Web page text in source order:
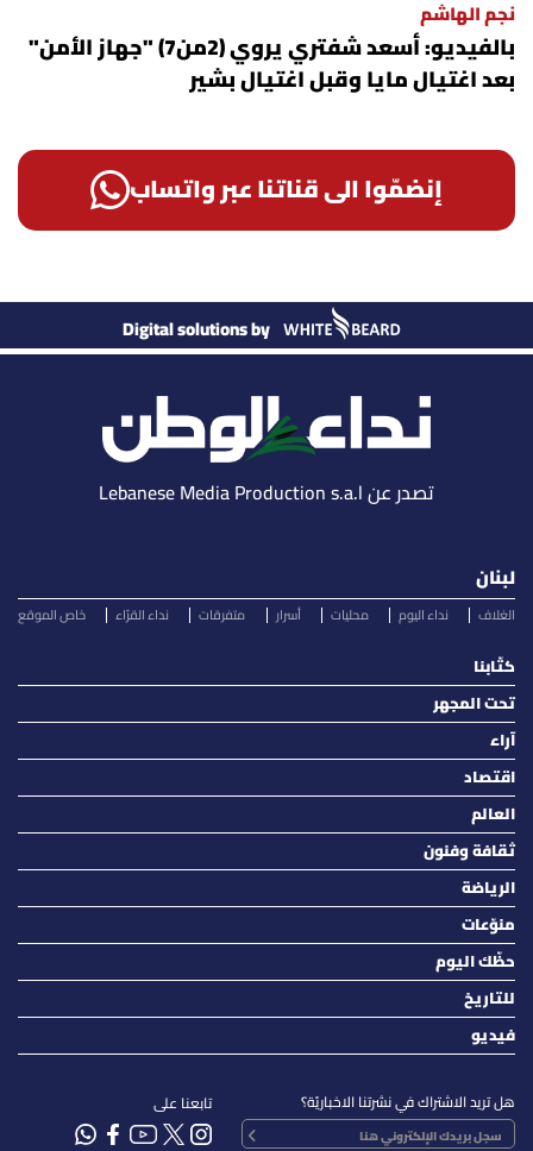
نجم الهاشم
بالفيديو: أسعد شفتري يروي (2من7) "جهاز الأمن"
بعد اغتيال مايا وقبل اغتيال بشير
إنضمّوا الى قناتنا عبر واتساب
Digital solutions by
تصدر عن Lebanese Media Production s.a.l
لبنان
الغلاف نداء اليوم محليات أسرار متفرقات نداء القرّاء خاص الموقع
كتّابنا
تحت المجهر
آراء
اقتصاد
العالم
ثقافة وفنون
الرياضة
منوّعات
حظّك اليوم
للتاريخ
فيديو
هل تريد الاشتراك في نشرتنا الاخباريّة؟ تابعنا على